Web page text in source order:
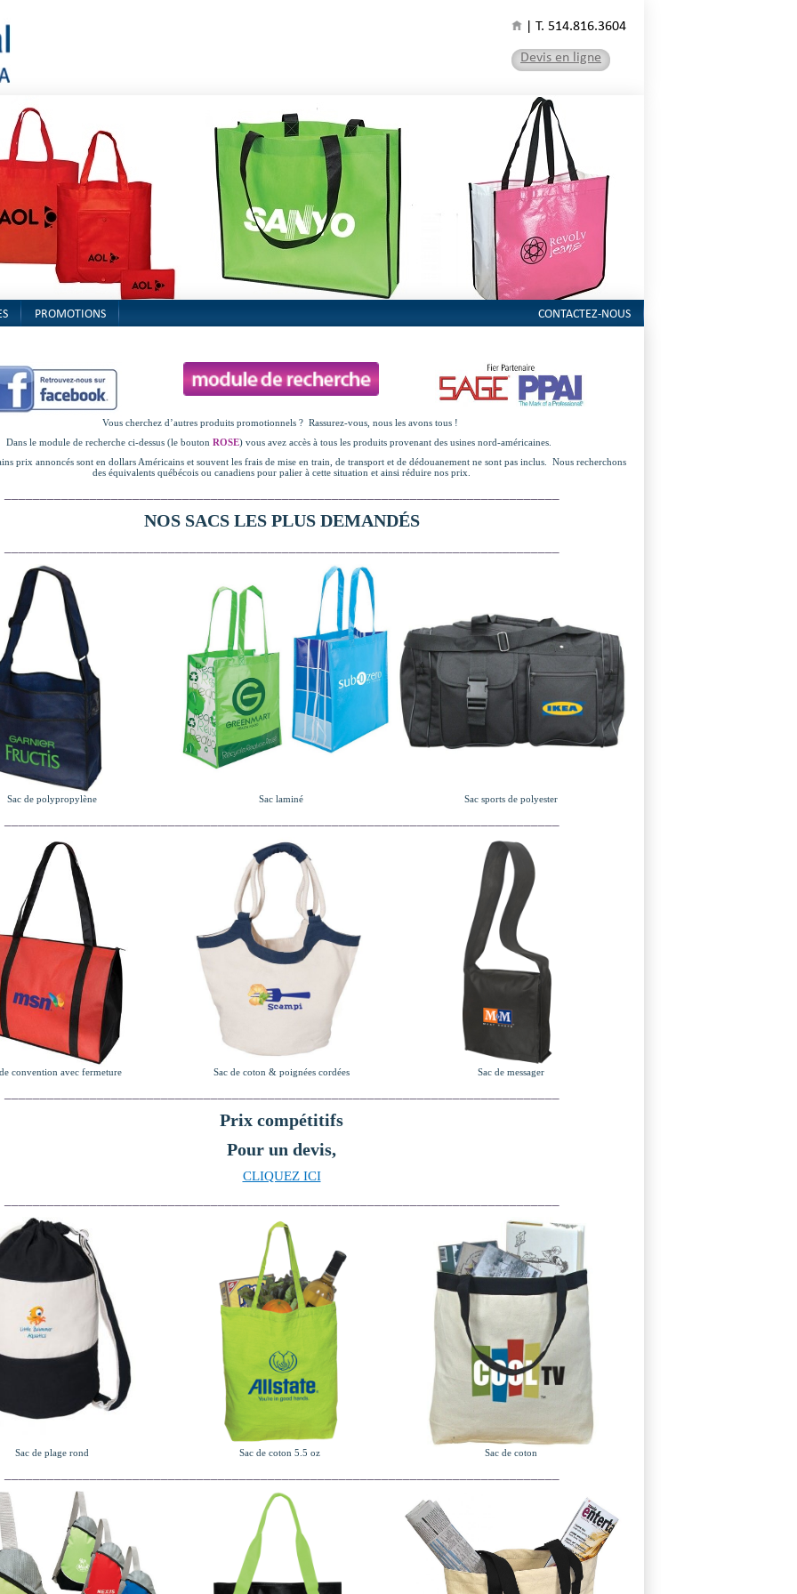
| T. 514.816.3604
Devis en ligne
PROMOTIONS CONTACTEZ-NOUS
Vous cherchez d’autres produits promotionnels ? Rassurez-vous, nous les avons tous !
Dans le module de recherche ci-dessus (le bouton ROSE) vous avez accès à tous les produits provenant des usines nord-américaines.
prix annoncés sont en dollars Américains et souvent les frais de mise en train, de transport et de dédouanement ne sont pas inclus. Nous recherchons
des équivalents québécois ou canadiens pour palier à cette situation et ainsi réduire nos prix.
NOS SACS LES PLUS DEMANDÉS
Sac de polypropylène Sac laminé Sac sports de polyester
convention avec fermeture Sac de coton & poignées cordées Sac de messager
Prix compétitifs
Pour un devis,
CLIQUEZ ICI
Sac de plage rond Sac de coton 5.5 oz Sac de coton